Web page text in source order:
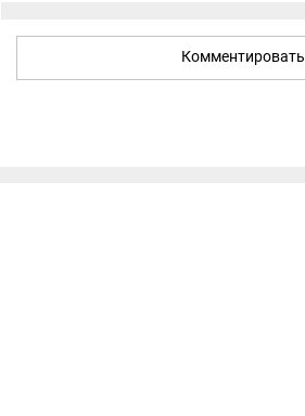
Комментировать